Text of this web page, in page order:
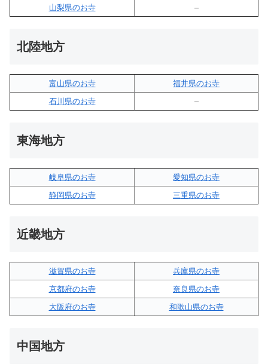
山梨県のお寺
–
北陸地方
富山県のお寺
福井県のお寺
石川県のお寺
–
東海地方
岐阜県のお寺
愛知県のお寺
静岡県のお寺
三重県のお寺
近畿地方
滋賀県のお寺
兵庫県のお寺
京都府のお寺
奈良県のお寺
大阪府のお寺
和歌山県のお寺
中国地方